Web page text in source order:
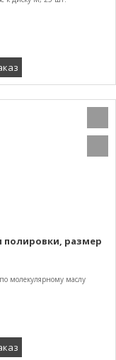
размер
молекулярному маслу